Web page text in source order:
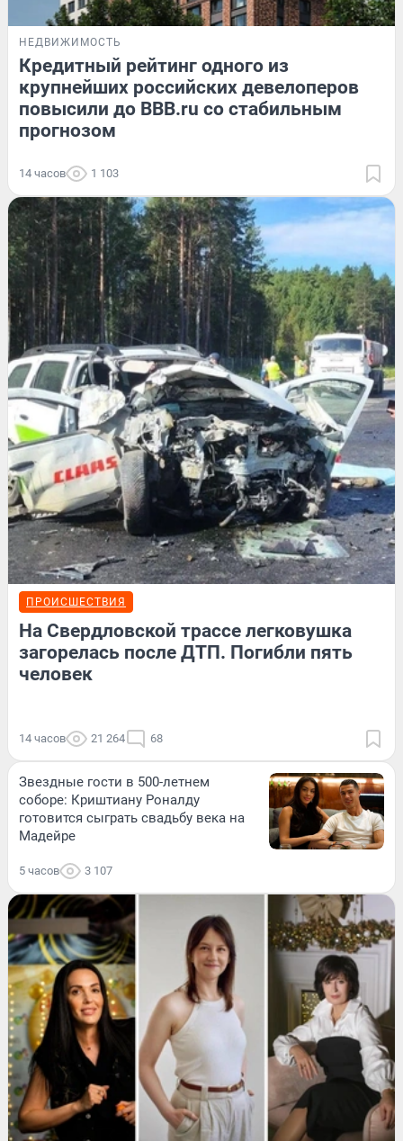
НЕДВИЖИМОСТЬ
Кредитный рейтинг одного из
крупнейших российских девелоперов
повысили до BBB.ru со стабильным
прогнозом
14 часов 1 103
ПРОИСШЕСТВИЯ
На Свердловской трассе легковушка
загорелась после ДТП. Погибли пять
человек
14 часов 21 264 68
Звездные гости в 500-летнем
соборе: Криштиану Роналду
готовится сыграть свадьбу века на
Мадейре
5 часов 3 107